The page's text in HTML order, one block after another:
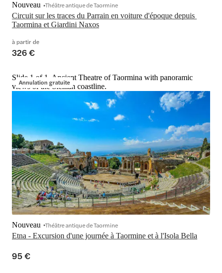
Circuit sur les traces du Parrain en voiture d'époque depuis
Taormina et Giardini Naxos
Nouveau Théâtre antique de Taormine
à partir de
326 €
Annulation gratuite
Slide 1 of 1, Ancient Theatre of Taormina with panoramic
views of the Sicilian coastline.
Etna - Excursion d'une journée à Taormine et à l'Isola Bella
Nouveau Théâtre antique de Taormine
95 €